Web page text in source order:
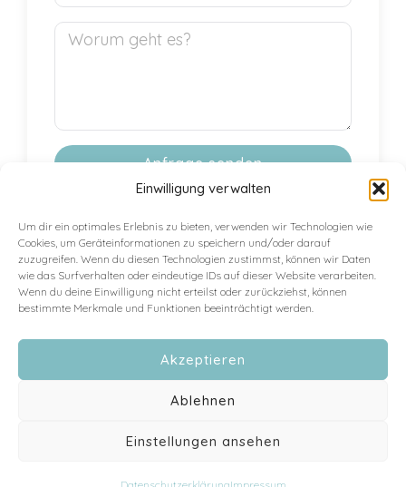
Einwilligung verwalten
Um dir ein optimales Erlebnis zu bieten, verwenden wir Technologien wie
Cookies, um Geräteinformationen zu speichern und/oder darauf
zuzugreifen. Wenn du diesen Technologien zustimmst, können wir Daten
wie das Surfverhalten oder eindeutige IDs auf dieser Website verarbeiten.
Wenn du deine Einwilligung nicht erteilst oder zurückziehst, können
bestimmte Merkmale und Funktionen beeinträchtigt werden.
Akzeptieren
Ablehnen
Einstellungen ansehen
Anfrage senden
Impressum